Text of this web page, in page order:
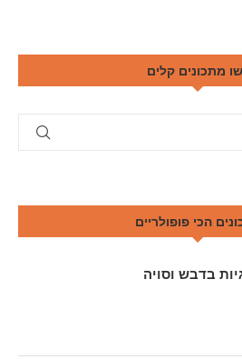
מתכונים קלים
הכי פופולריים
בדבש וסויה